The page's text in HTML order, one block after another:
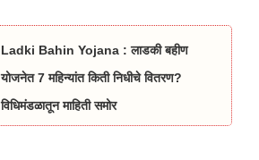
Ladki Bahin Yojana : लाडकी बहीण
योजनेत 7 महिन्यांत किती निधीचे वितरण?
विधिमंडळातून माहिती समोर